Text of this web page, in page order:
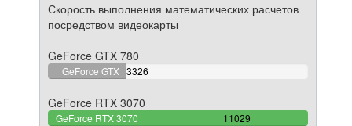
Скорость выполнения математических расчетов
посредством видеокарты
GeForce GTX 780
GeForce GTX 3326
30.15685918941%
GeForce RTX 3070
GeForce RTX 3070 11029
100%